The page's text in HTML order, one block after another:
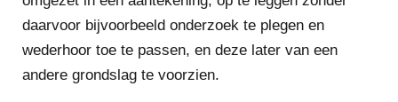
daarvoor bijvoorbeeld onderzoek te plegen en
wederhoor toe te passen, en deze later van een
andere grondslag te voorzien.